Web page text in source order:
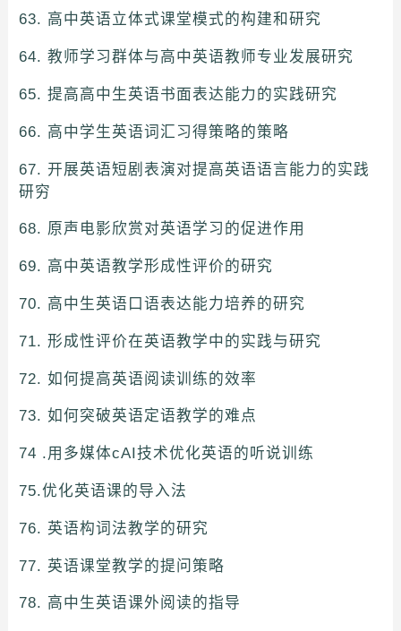
63. 高中英语立体式课堂模式的构建和研究
64. 教师学习群体与高中英语教师专业发展研究
65. 提高高中生英语书面表达能力的实践研究
66. 高中学生英语词汇习得策略的策略
67. 开展英语短剧表演对提高英语语言能力的实践
研穷
68. 原声电影欣赏对英语学习的促进作用
69. 高中英语教学形成性评价的研究
70. 高中生英语口语表达能力培养的研究
71. 形成性评价在英语教学中的实践与研究
72. 如何提高英语阅读训练的效率
73. 如何突破英语定语教学的难点
74 .用多媒体cAI技术优化英语的听说训练
75.优化英语课的导入法
76. 英语构词法教学的研究
77. 英语课堂教学的提问策略
78. 高中生英语课外阅读的指导